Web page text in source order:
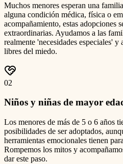
Muchos menores esperan una
alguna condición médica, física o
acompañamiento, estas adopciones
extraordinarias. Ayudamos a las
realmente 'necesidades especiales'
libres del miedo.
02
Niños y niñas de mayor
Los menores de más de 5 o 6 años
posibilidades de ser adoptados,
herramientas emocionales tienen
Rompemos los mitos y
dar este paso.